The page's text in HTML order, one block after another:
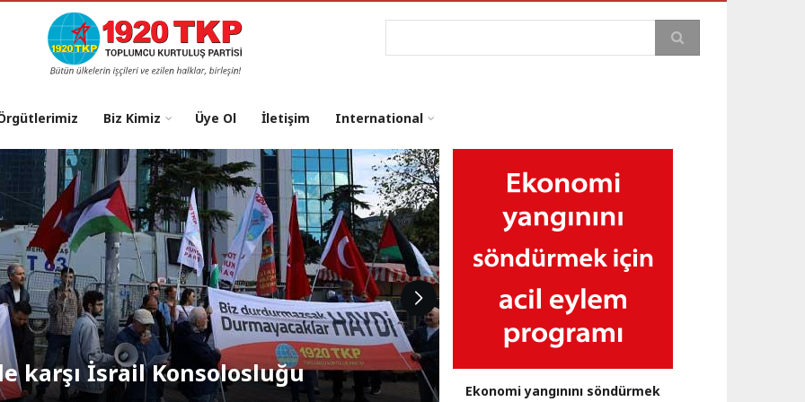
Ara
Biz Kimiz Üye Ol İletişim International
"NATO’dan Çıkılsın, Üsler
karşı İsrail Konsolosluğu
Ekonomi yangınını söndürmek